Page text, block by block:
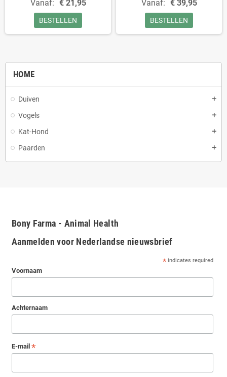
HOME
Duiven
Vogels
Kat-Hond
Paarden
Vanaf: € 21,95
BESTELLEN
Vanaf: € 39,95
BESTELLEN
Bony Farma - Animal Health
Aanmelden voor Nederlandse nieuwsbrief
* indicates required
Voornaam
Achternaam
E-mail *